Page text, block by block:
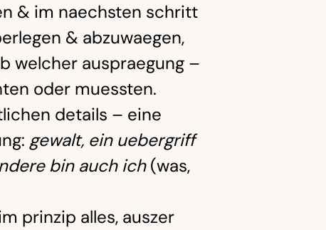
& im naechsten schritt
& abzuwaegen,
welcher auspraegung –
oder muessten.
details – eine
gewalt, ein uebergriff
bin auch ich(was,
prinzip alles, auszer